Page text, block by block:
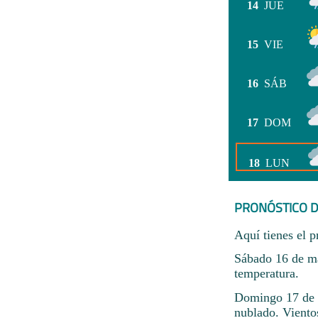
14 JUE
15 VIE
16 SÁB
17 DOM
18 LUN
PRONÓSTICO
Aquí tienes el
Sábado 16 de
temperatura.
Domingo 17 de
nublado.